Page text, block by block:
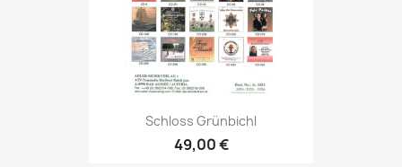
Schloss Grünbichl
49,00 €